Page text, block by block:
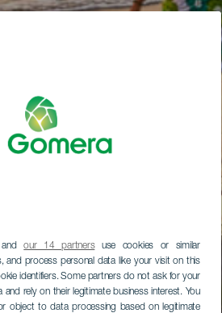
andour 14 partnersuse cookies or similar
and process personal data like your visit on this
identifiers. Some partners do not ask for your
rely on their legitimate business interest. You
object to data processing based on legitimate